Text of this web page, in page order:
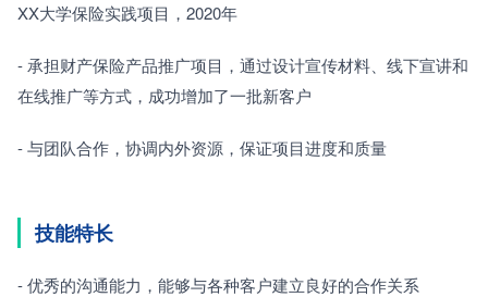
XX大学保险实践项目，2020年
- 承担财产保险产品推广项目，通过设计宣传材料、线下宣讲和
在线推广等方式，成功增加了一批新客户
- 与团队合作，协调内外资源，保证项目进度和质量
技能特长
- 优秀的沟通能力，能够与各种客户建立良好的合作关系